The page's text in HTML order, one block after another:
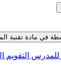
تقنية المعلومات
للمدرس